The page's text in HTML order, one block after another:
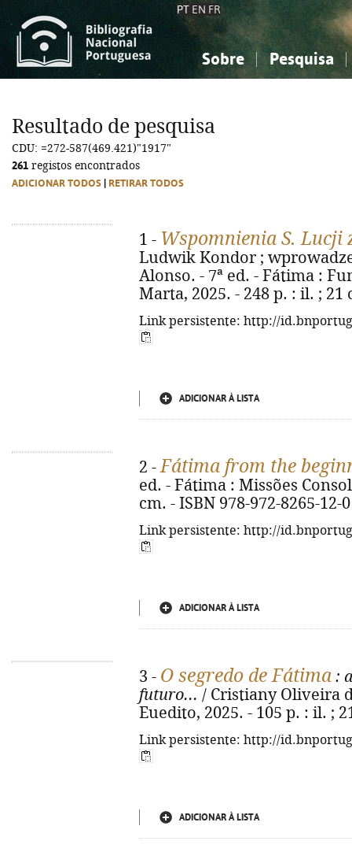
PT EN FR
Sobre Pesquisa
Ciências sociais...
Ciências sociais...
Resultado de pesquisa
CDU: =272-587(469.421)"1917"
261 registos encontrados
ADICIONAR TODOS RETIRAR TODOS
1 - Wspomnienia S. Lucji
Ludwik Kondor ;
Alonso. - 7ª ed. - Fátima :
Marta, 2025. - 248 p. : il. ; 21
Link persistente: http://
ADICIONAR À LISTA
2 -Fátima from the
ed. - Fátima : Missões
cm. - ISBN 978-972-8265-12-0
Link persistente: http://
ADICIONAR À LISTA
3 - O segredo de Fátima :
futuro... / Cristiany Oliveira
Euedito, 2025. - 105 p. : il. ;
Link persistente: http://
ADICIONAR À LISTA